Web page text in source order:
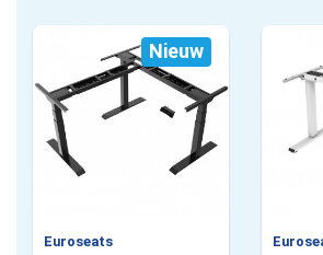
Nieuw
Euroseats